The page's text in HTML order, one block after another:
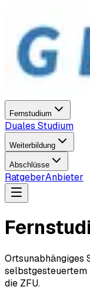
Fernstudium
Duales Studium
Weiterbildung
Abschlüsse
RatgeberAnbieter
Ortsunabhängiges
selbstgesteuertem
die ZFU.